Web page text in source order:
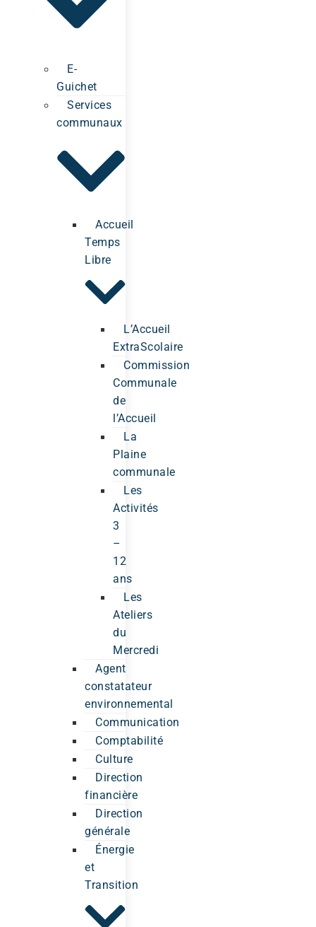
E-
Guichet
Services
communaux
Accueil
Temps
Libre
L’Accueil
ExtraScolaire
Commission
Communale
de
l’Accueil
La
Plaine
communale
Les
Activités
3
–
12
ans
Les
Ateliers
du
Mercredi
Agent
constatateur
environnemental
Communication
Comptabilité
Culture
Direction
financière
Direction
générale
Énergie
et
Transition